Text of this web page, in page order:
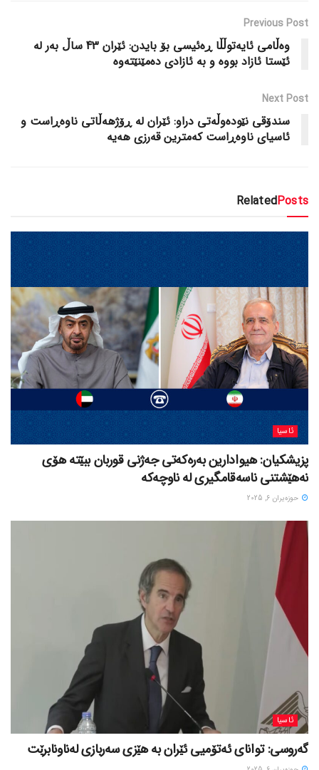
Previous Post
وەڵامی ئایەتوڵڵا ڕەئیسی بۆ بایدن: ئێران 43 ساڵ بەر لە
ئێستا ئازاد بووە و بە ئازادی دەمێنێتەوە
Next Post
سندۆقی نێودەوڵەتی دراو: ئێران لە ڕۆژهەڵاتی ناوەڕاست و
ئاسیای ناوەڕاست کەمترین قەرزی هەیە
RelatedPosts
ئاسیا
پزیشکیان: هیوادارین بەرەکەتی جەژنی قوربان ببێتە هۆی
نەهێشتنی ناسەقامگیری لە ناوچەکە
حوزه‌یران 6, 2025
ئاسیا
گەروسی: توانای ئەتۆمیی ئێران بە هێزی سەربازی لەناونابرێت